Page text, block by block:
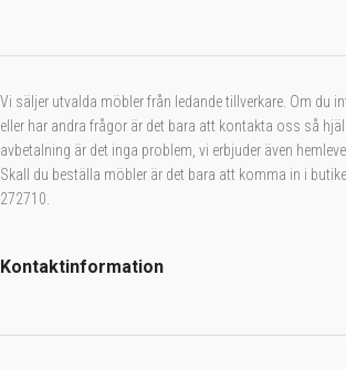
Vi säljer utvalda möbler från ledande tillverkare. Om du
eller har andra frågor är det bara att kontakta oss så
avbetalning är det inga problem, vi erbjuder även
Skall du beställa möbler är det bara att komma in i
272710.
Kontaktinformation